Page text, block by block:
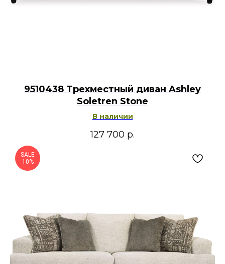
9510438 Трехместный диван Ashley
Soletren Stone
В наличии
127 700 р.
SALE
10%